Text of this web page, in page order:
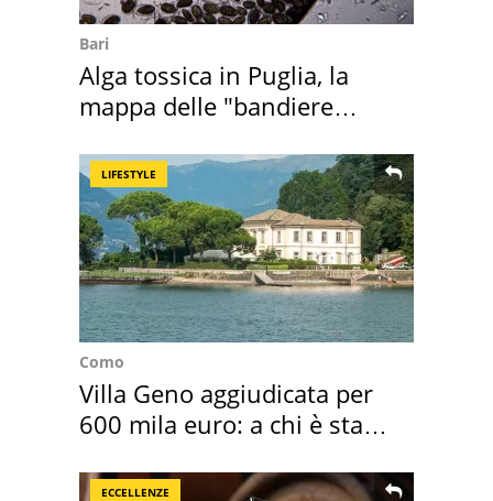
Bari
Alga tossica in Puglia, la
mappa delle "bandiere
LIFESTYLE
Como
Villa Geno aggiudicata per
600 mila euro: a chi è stata
ECCELLENZE